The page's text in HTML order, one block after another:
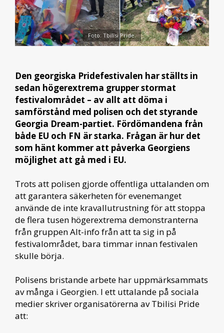
Foto: Tbilisi Pride.
Den georgiska Pridefestivalen har ställts in
sedan högerextrema grupper stormat
festivalområdet – av allt att döma i
samförstånd med polisen och det styrande
Georgia Dream-partiet. Fördömandena från
både EU och FN är starka. Frågan är hur det
som hänt kommer att påverka Georgiens
möjlighet att gå med i EU.
Trots att polisen gjorde offentliga uttalanden om
att garantera säkerheten för evenemanget
använde de inte kravallutrustning för att stoppa
de flera tusen högerextrema demonstranterna
från gruppen Alt-info från att ta sig in på
festivalområdet, bara timmar innan festivalen
skulle börja.
Polisens bristande arbete har uppmärksammats
av många i Georgien. I ett uttalande på sociala
medier skriver organisatörerna av Tbilisi Pride
att: